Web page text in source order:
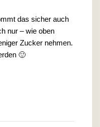
das sicher auch
nur – wie oben
Zucker nehmen.
🙂